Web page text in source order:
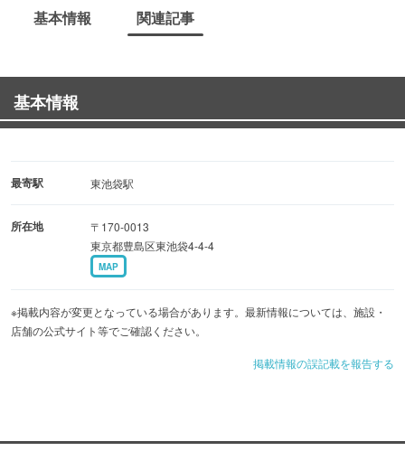
基本情報 関連記事
基本情報
最寄駅 東池袋駅
所在地
〒170-0013
東京都豊島区東池袋4-4-4
MAP
※掲載内容が変更となっている場合があります。最新情報については、施設・
店舗の公式サイト等でご確認ください。
掲載情報の誤記載を報告する